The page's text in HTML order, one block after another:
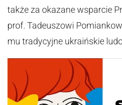
także za okazane wsparcie
prof. Tadeuszowi
mu tradycyjne ukraińskie